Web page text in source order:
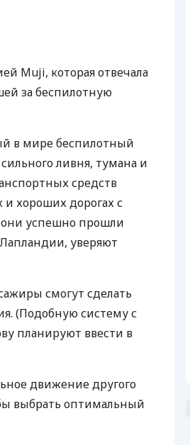
БАНКОВСКИМ КАРТАМ
Muji, которая отвечала
за беспилотную
в мире беспилотный
ливня, тумана и
средств
хороших дорогах с
они успешно прошли
уверяют
смогут сделать
(Подобную систему с
планируют ввести в
движение другого
выбрать оптимальный